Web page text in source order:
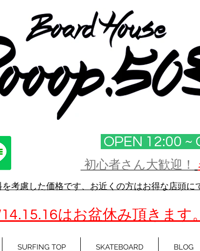
OPEN 12:00 ~
初心者さん大歓迎！
考慮した価格です、お近くの方はお得な店頭に
はお盆休み頂きます
SURFING TOP SKATEBOARD BLOG